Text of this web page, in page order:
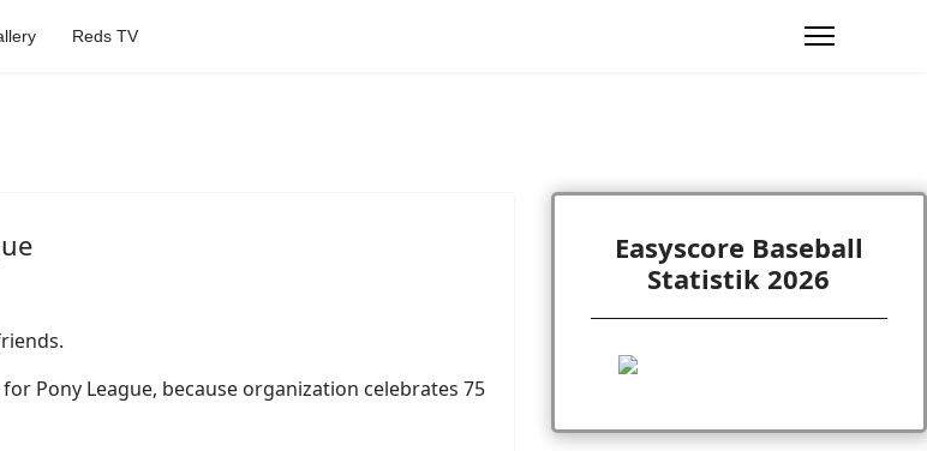
Reds TV
Pony League, because organization celebrates 75
Easyscore Baseball
Statistik 2026